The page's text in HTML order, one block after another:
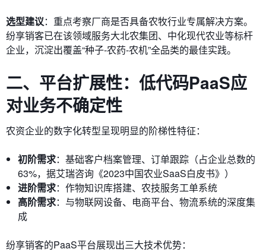
选型建议：重点考察厂商是否具备农牧行业专属解决方案。
纷享销客已在该领域服务大北农集团、中化现代农业等标杆
企业，沉淀出覆盖“种子-农药-农机”全品类的最佳实践。
二、平台扩展性：低代码PaaS应
对业务不确定性
农资企业的数字化转型呈现明显的阶梯性特征：
初阶需求：基础客户档案管理、订单跟踪（占企业总数的
63%，据艾瑞咨询《2023中国农业SaaS白皮书》）
进阶需求：作物知识库搭建、农技服务工单系统
高阶需求：与物联网设备、电商平台、物流系统的深度集
成
纷享销客的PaaS平台展现出三大技术优势：